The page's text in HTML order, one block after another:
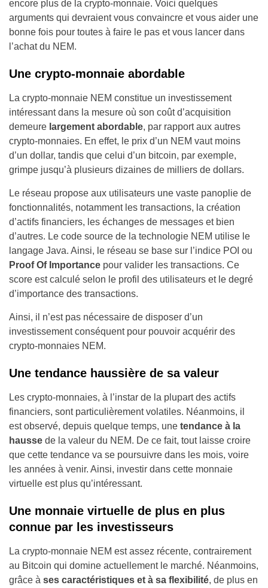
encore plus de la crypto-monnaie. Voici quelques
arguments qui devraient vous convaincre et vous aider une
bonne fois pour toutes à faire le pas et vous lancer dans
l’achat du NEM.
Une crypto-monnaie abordable
La crypto-monnaie NEM constitue un investissement
intéressant dans la mesure où son coût d’acquisition
demeure largement abordable, par rapport aux autres
crypto-monnaies. En effet, le prix d’un NEM vaut moins
d’un dollar, tandis que celui d’un bitcoin, par exemple,
grimpe jusqu’à plusieurs dizaines de milliers de dollars.
Le réseau propose aux utilisateurs une vaste panoplie de
fonctionnalités, notamment les transactions, la création
d’actifs financiers, les échanges de messages et bien
d’autres. Le code source de la technologie NEM utilise le
langage Java. Ainsi, le réseau se base sur l’indice POI ou
Proof Of Importance pour valider les transactions. Ce
score est calculé selon le profil des utilisateurs et le degré
d’importance des transactions.
Ainsi, il n’est pas nécessaire de disposer d’un
investissement conséquent pour pouvoir acquérir des
crypto-monnaies NEM.
Une tendance haussière de sa valeur
Les crypto-monnaies, à l’instar de la plupart des actifs
financiers, sont particulièrement volatiles. Néanmoins, il
est observé, depuis quelque temps, une tendance à la
hausse de la valeur du NEM. De ce fait, tout laisse croire
que cette tendance va se poursuivre dans les mois, voire
les années à venir. Ainsi, investir dans cette monnaie
virtuelle est plus qu’intéressant.
Une monnaie virtuelle de plus en plus
connue par les investisseurs
La crypto-monnaie NEM est assez récente, contrairement
au Bitcoin qui domine actuellement le marché. Néanmoins,
grâce à ses caractéristiques et à sa flexibilité, de plus en